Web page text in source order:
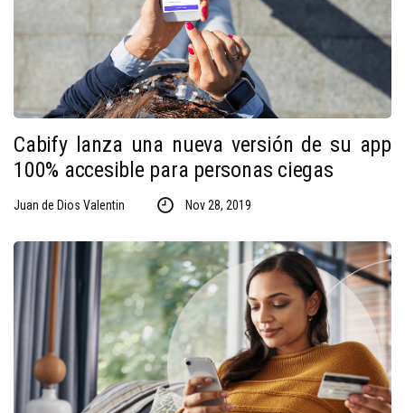
Cabify lanza una nueva versión de su app
100% accesible para personas ciegas
Juan de Dios Valentin Nov 28, 2019